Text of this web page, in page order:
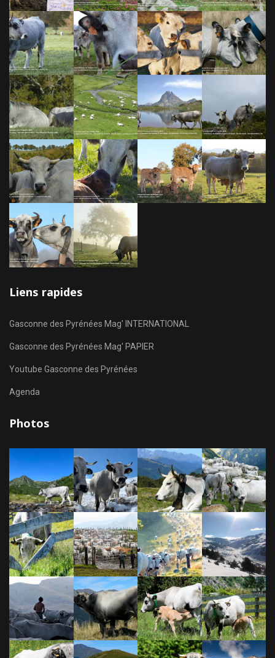
Liens rapides
Gasconne des Pyrénées Mag' INTERNATIONAL
Gasconne des Pyrénées Mag' PAPIER
Youtube Gasconne des Pyrénées
Agenda
Photos